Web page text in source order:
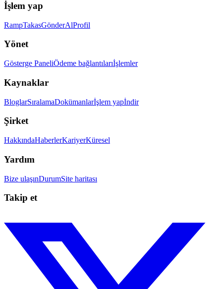
İşlem yap
RampTakasGönderAlProfil
Yönet
Gösterge PaneliÖdeme bağlantılarıİşlemler
Kaynaklar
BloglarSıralamaDokümanlarİşlem yapİndir
Şirket
HakkındaHaberlerKariyerKüresel
Yardım
Bize ulaşınDurumSite haritası
Takip et